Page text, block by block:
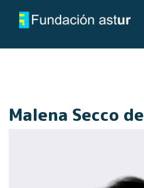
Malena Secco